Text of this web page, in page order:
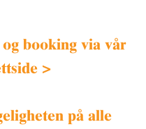
booking via vår
>
på alle